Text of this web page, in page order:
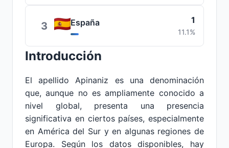
3 España 1
11.1%
Introducción
El apellido Apinaniz es una denominación
que, aunque no es ampliamente conocido a
nivel global, presenta una presencia
significativa en ciertos países, especialmente
en América del Sur y en algunas regiones de
Europa. Según los datos disponibles, hay